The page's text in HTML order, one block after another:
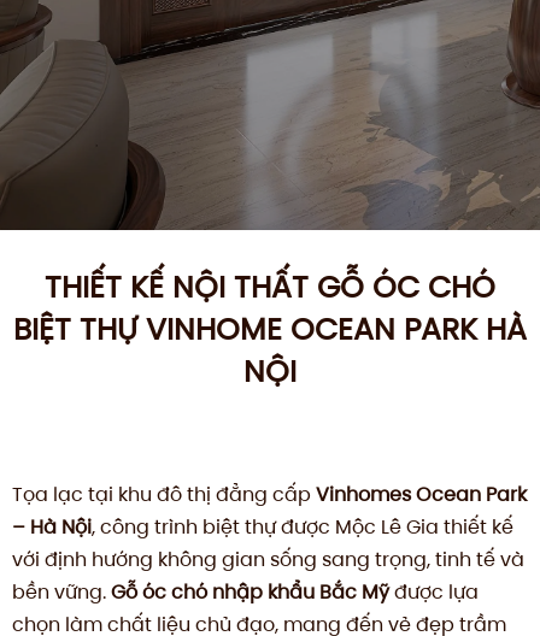
THIẾT KẾ NỘI THẤT GỖ ÓC CHÓ
BIỆT THỰ VINHOME OCEAN PARK HÀ
NỘI
Tọa lạc tại khu đô thị đẳng cấpVinhomes Ocean Park
– Hà Nội, công trình biệt thự được Mộc Lê Gia thiết kế
với định hướng không gian sống sang trọng, tinh tế và
bền vững.Gỗ óc chó nhập khẩu Bắc Mỹđược lựa
chọn làm chất liệu chủ đạo, mang đến vẻ đẹp trầm